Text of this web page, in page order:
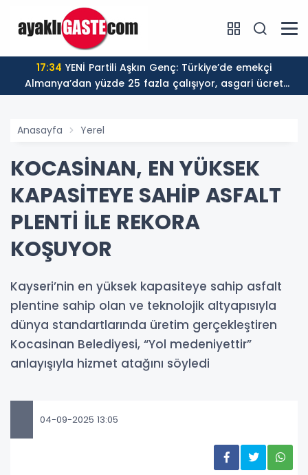
17:34
Almanya’dan yüzde 25 fazla çalışıyor, asgari ücret
ayın 18 gününe yetiyor
Anasayfa Yerel
KOCASİNAN, EN YÜKSEK
KAPASİTEYE SAHİP ASFALT
PLENTİ İLE REKORA
KOŞUYOR
Kayseri’nin en yüksek kapasiteye sahip asfalt
plentine sahip olan ve teknolojik altyapısıyla
dünya standartlarında üretim gerçekleştiren
Kocasinan Belediyesi, “Yol medeniyettir”
anlayışıyla hizmet atağını söyledi
04-09-2025 13:05